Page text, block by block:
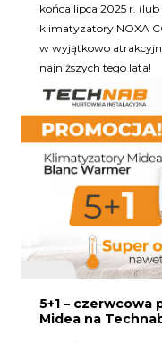
końca lipca 2025 r.
klimatyzatory NOXA
w wyjątkowo
najniższych tego lata!
5+1 – czerwcowa
Midea na